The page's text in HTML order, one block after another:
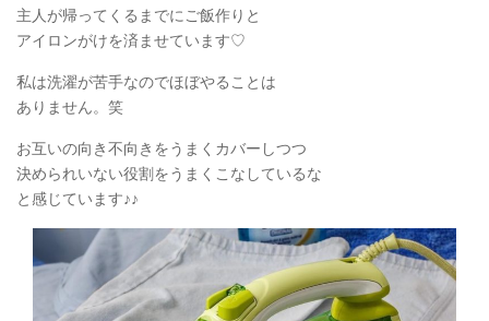
主人が帰ってくるまでにご飯作りと
アイロンがけを済ませています♡
私は洗濯が苦手なのでほぼやることは
ありません。笑
お互いの向き不向きをうまくカバーしつつ
決められいない役割をうまくこなしているな
と感じています♪♪